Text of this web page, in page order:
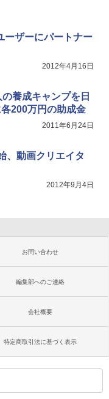
ーザーにパートナー
2012年4月16日
養成キャンプを日
200万円の助成金
2011年6月24日
、動画クリエイタ
2012年9月4日
お問い合わせ
編集部へのご連絡
会社概要
特定商取引法に基づく表示